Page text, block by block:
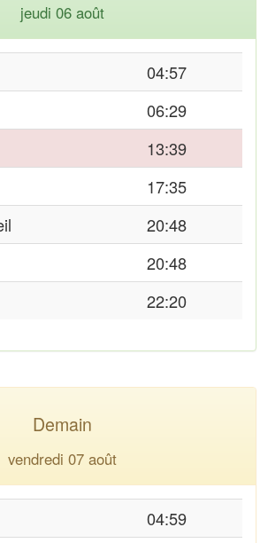
jeudi 06 août
04:57
06:29
13:39
17:35
20:48
20:48
22:20
Demain
vendredi 07 août
04:59